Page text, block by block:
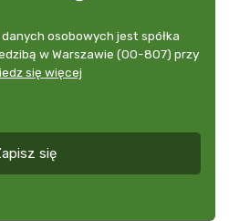
osobowych jest spółka
w Warszawie (00-807) przy
się więcej
się